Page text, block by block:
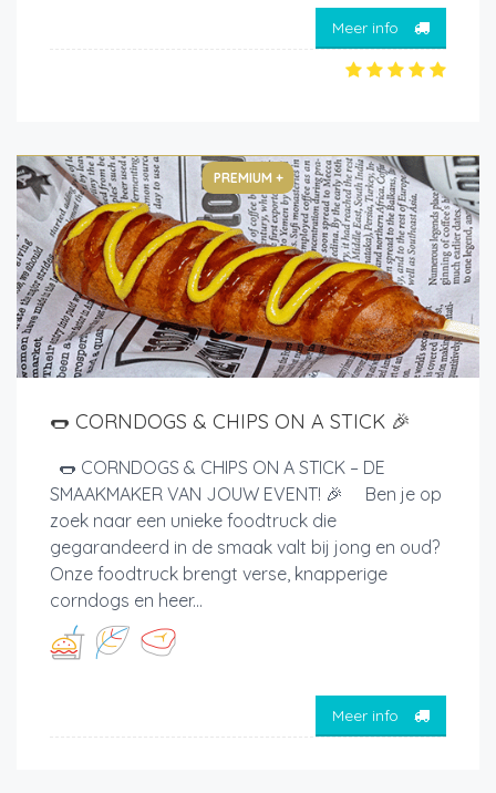
Meer info
PREMIUM +
🌭 CORNDOGS & CHIPS ON A STICK 🎉
🌭 CORNDOGS & CHIPS ON A STICK – DE
SMAAKMAKER VAN JOUW EVENT! 🎉 Ben je op
zoek naar een unieke foodtruck die
gegarandeerd in de smaak valt bij jong en oud?
Onze foodtruck brengt verse, knapperige
corndogs en heer...
Meer info